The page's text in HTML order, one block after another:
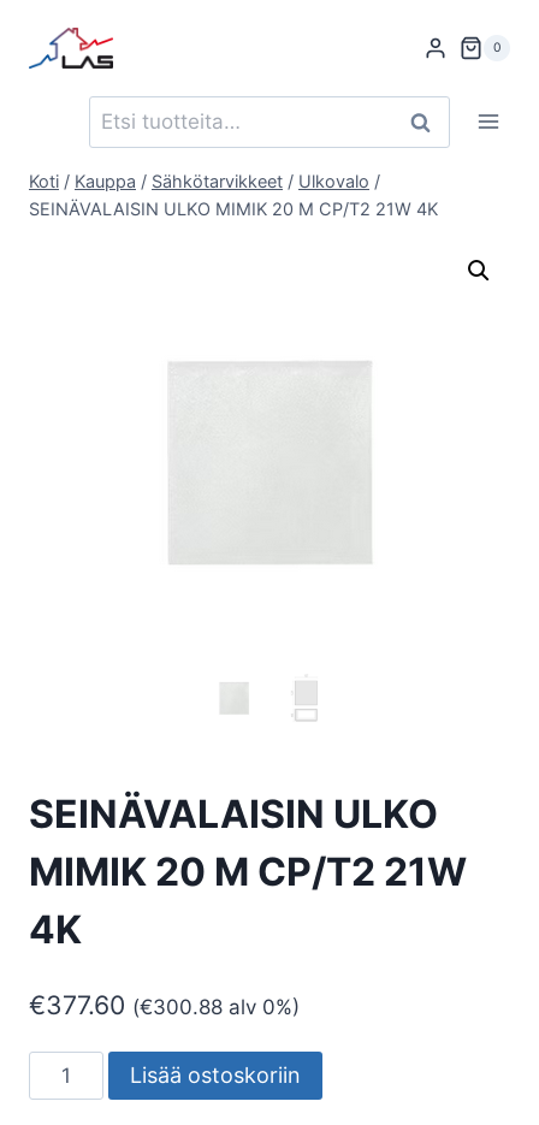
sisältöön
0
Etsi: Haku
Koti / Kauppa / Sähkötarvikkeet / Ulkovalo /
SEINÄVALAISIN ULKO MIMIK 20 M CP/T2 21W 4K
SEINÄVALAISIN ULKO
MIMIK 20 M CP/T2 21W
4K
€377.60 (€300.88 alv 0%)
SEINÄVALAISIN
ULKO
Lisää ostoskoriin